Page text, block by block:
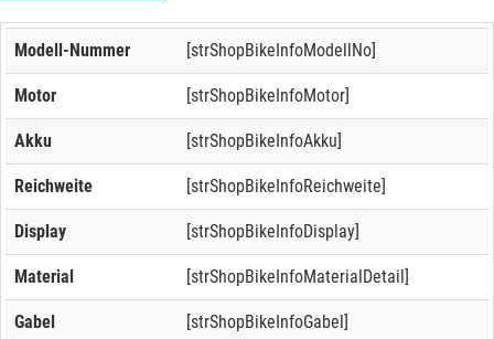
Modell-Nummer [strShopBikeInfoModellNo]
Motor [strShopBikeInfoMotor]
Akku [strShopBikeInfoAkku]
Reichweite [strShopBikeInfoReichweite]
Display [strShopBikeInfoDisplay]
Material [strShopBikeInfoMaterialDetail]
Gabel [strShopBikeInfoGabel]